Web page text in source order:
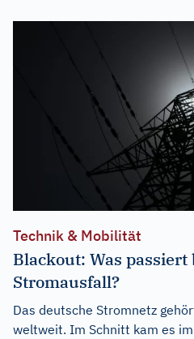
Technik & Mobilität
Blackout: Was
Stromausfall?
Das deutsche Stromnetz
weltweit. Im Schnitt kam es